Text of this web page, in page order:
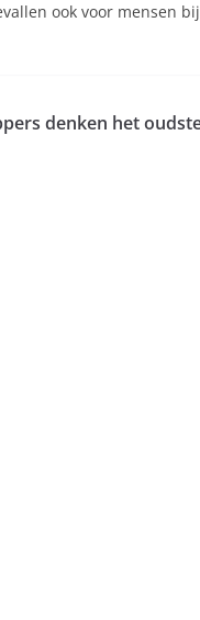
ook voor mensen
denken het